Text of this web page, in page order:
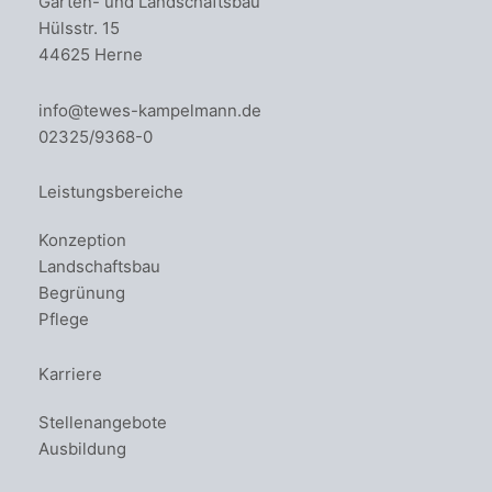
Hülsstr. 15
44625 Herne
info@tewes-kampelmann.de
02325/9368-0
Leistungsbereiche
Konzeption
Landschaftsbau
Begrünung
Pflege
Karriere
Stellenangebote
Ausbildung